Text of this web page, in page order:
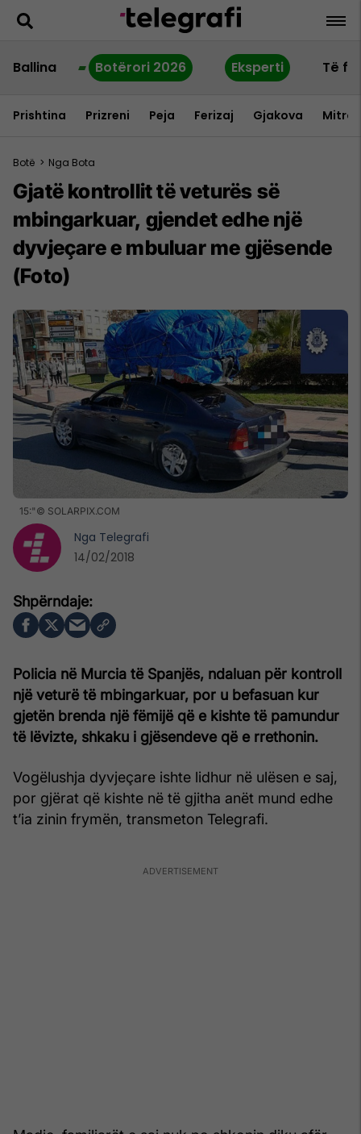
Ballina Botërori 2026 Eksperti Të
Prishtina Prizreni Peja Ferizaj Gjakova
Botë > Nga Bota
Gjatë kontrollit të veturës së
mbingarkuar, gjendet edhe një
dyvjeçare e mbuluar me gjësende
(Foto)
15:"© SOLARPIX.COM
Policia në Murcia të Spanjës, ndaluan për kontroll
një veturë të mbingarkuar, por u befasuan kur
gjetën brenda një fëmijë që e kishte të pamundur
të lëvizte, shkaku i gjësendeve që e rrethonin.
Vogëlushja dyvjeçare ishte lidhur në ulësen e saj,
por gjërat që kishte në të gjitha anët mund edhe
t’ia zinin frymën, transmeton Telegrafi.
Nga Telegrafi
14/02/2018